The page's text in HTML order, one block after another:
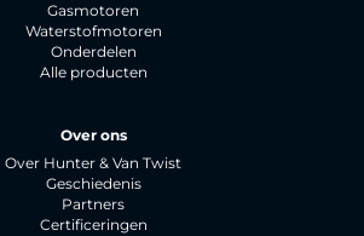
Gasmotoren
Waterstofmotoren
Onderdelen
Alle producten
Over ons
Over Hunter & Van Twist
Geschiedenis
Partners
Certificeringen